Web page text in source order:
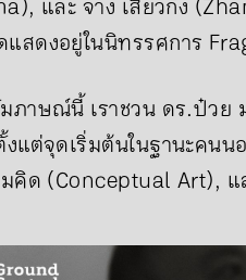
แสดงอยู่ในนิทรรศการ
ภาษณ์นี้ เราชวน ดร.ป๋วย
แต่จุดเริ่มต้นในฐานะคนน
มคิด (Conceptual Art), แ